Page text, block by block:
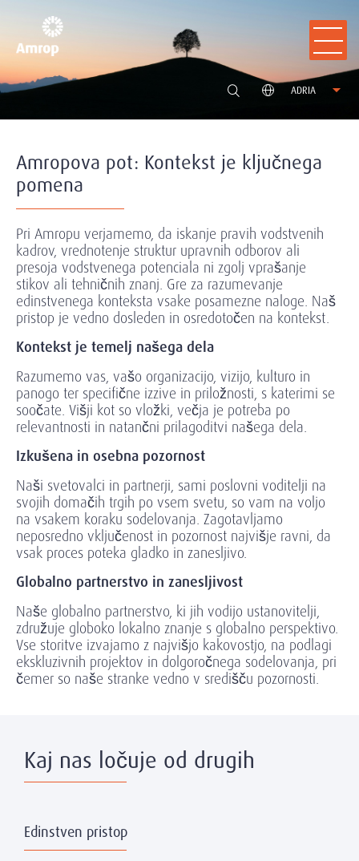
ADRIA
Amropova pot: Kontekst je ključnega
pomena
Pri Amropu verjamemo, da iskanje pravih vodstvenih
kadrov, vrednotenje struktur upravnih odborov ali
presoja vodstvenega potenciala ni zgolj vprašanje
stikov ali tehničnih znanj. Gre za razumevanje
edinstvenega konteksta vsake posamezne naloge. Naš
pristop je vedno dosleden in osredotočen na kontekst.
Kontekst je temelj našega dela
Razumemo vas, vašo organizacijo, vizijo, kulturo in
panogo ter specifične izzive in priložnosti, s katerimi se
soočate. Višji kot so vložki, večja je potreba po
relevantnosti in natančni prilagoditvi našega dela.
Izkušena in osebna pozornost
Naši svetovalci in partnerji, sami poslovni voditelji na
svojih domačih trgih po vsem svetu, so vam na voljo
na vsakem koraku sodelovanja. Zagotavljamo
neposredno vključenost in pozornost najvišje ravni, da
vsak proces poteka gladko in zanesljivo.
Globalno partnerstvo in zanesljivost
Naše globalno partnerstvo, ki jih vodijo ustanovitelji,
združuje globoko lokalno znanje s globalno perspektivo.
Vse storitve izvajamo z najvišjo kakovostjo, na podlagi
ekskluzivnih projektov in dolgoročnega sodelovanja, pri
čemer so naše stranke vedno v središču pozornosti.
Kaj nas ločuje od drugih
Edinstven pristop